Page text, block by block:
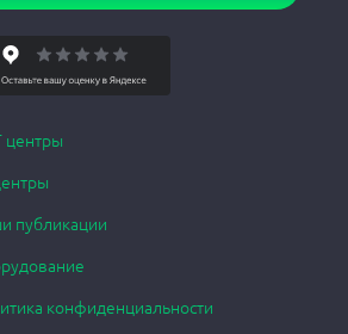
публикации
конфиденциальности